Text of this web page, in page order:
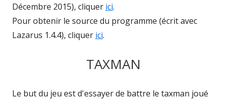
Décembre 2015), cliquer ici.
Pour obtenir le source du programme (écrit avec
Lazarus 1.4.4), cliquer ici.
TAXMAN
Le but du jeu est d'essayer de battre le taxman joué